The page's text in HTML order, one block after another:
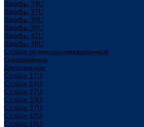
Шкафы 24U
Шкафы 27U
Шкафы 30U
Шкафы 36U
Шкафы 42U
Шкафы 48U
Стойки телекоммуникационные
Однорамные
Двухрамные
Стойки 17U
Стойки 24U
Стойки 27U
Стойки 33U
Стойки 37U
Стойки 42U
Стойки 45U